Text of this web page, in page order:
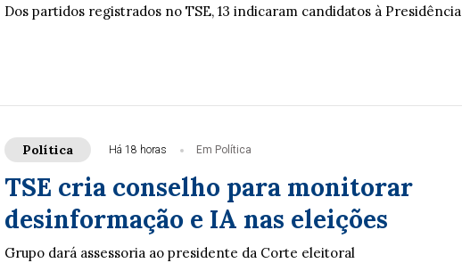
Dos partidos registrados no TSE, 13 indicaram candidatos à Presidência
Política Há 18 horas Em Política
TSE cria conselho para monitorar
desinformação e IA nas eleições
Grupo dará assessoria ao presidente da Corte eleitoral